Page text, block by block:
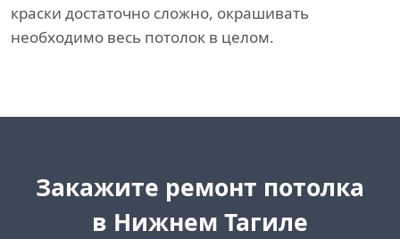
краски достаточно сложно, окрашивать
необходимо весь потолок в целом.
Закажите ремонт потолка
в Нижнем Тагиле